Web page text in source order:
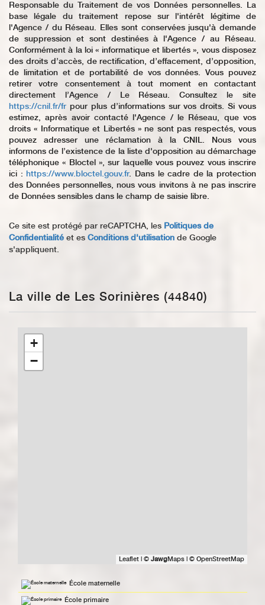
Responsable du Traitement de vos Données personnelles. La
base légale du traitement repose sur l'intérêt légitime de
l'Agence / du Réseau. Elles sont conservées jusqu'à demande
de suppression et sont destinées à l'Agence / au Réseau.
Conformément à la loi « informatique et libertés », vous disposez
des droits d’accès, de rectification, d’effacement, d’opposition,
de limitation et de portabilité de vos données. Vous pouvez
retirer votre consentement à tout moment en contactant
directement l’Agence / Le Réseau. Consultez le site
https://cnil.fr/fr pour plus d’informations sur vos droits. Si vous
estimez, après avoir contacté l'Agence / le Réseau, que vos
droits « Informatique et Libertés » ne sont pas respectés, vous
pouvez adresser une réclamation à la CNIL. Nous vous
informons de l’existence de la liste d'opposition au démarchage
téléphonique « Bloctel », sur laquelle vous pouvez vous inscrire
ici :https://www.bloctel.gouv.fr. Dans le cadre de la protection
des Données personnelles, nous vous invitons à ne pas inscrire
de Données sensibles dans le champ de saisie libre.
Ce site est protégé par reCAPTCHA, les Politiques de
Confidentialité et es Conditions d'utilisation de Google
s'appliquent.
La ville de Les Sorinières (44840)
+
−
Leaflet © JawgMaps © OpenStreetMap
École maternelle
École primaire